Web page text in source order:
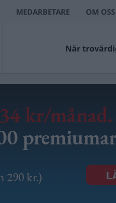
MEDARBETARE OM OSS
När
Ingen kan väl